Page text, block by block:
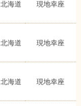
北海道 現地幸座
北海道 現地幸座
北海道 現地幸座